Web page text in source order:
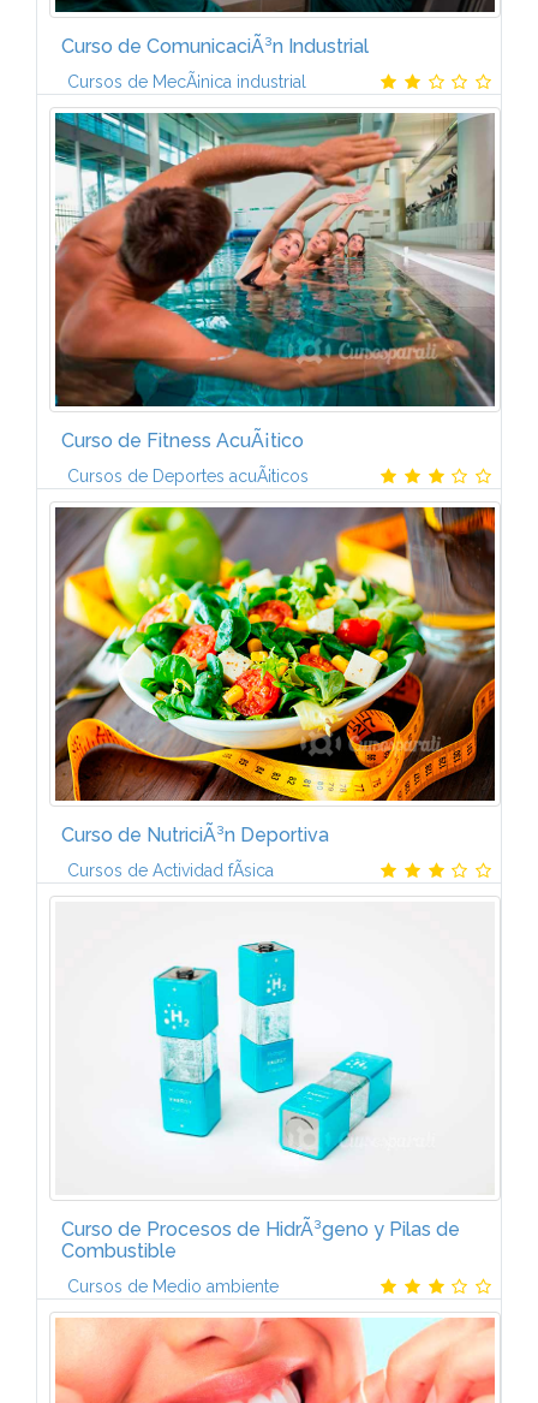
Curso de ComunicaciÃ³n Industrial
Cursos de MecÃ¡nica industrial
El curso estÃ¡ formado por ocho mÃ³dulos:1.
COMUNICACIONES. GENERALIDADES.TerminologÃ­a
en redes de comunicaciÃ³n. El modelo de referencia
OSI. Infraestructura de una red...
Curso de Fitness AcuÃ¡tico
Cursos de Deportes acuÃ¡ticos
OBJETIVOS- Gestionar la ejecuciÃ³n de actividades
acuÃ¡ticas, adaptÃ¡ndose a las diferentes
necesidades y facilitando la variedad y motivaciÃ³n
de los usuarios. - Dirigir y...
Curso de NutriciÃ³n Deportiva
Cursos de Actividad fÃ­sica
resistencia y deportes de equipo2.- NutriciÃ³n
aplicada a deportes de fuerza
Curso de Procesos de HidrÃ³geno y Pilas de
Combustible
Cursos de Medio ambiente
1. CONCEPTOS GENERALESEl hidrÃ³geno:
propiedades fÃ­sico-quÃ­micas. La economÃ­a del
hidrÃ³geno. Escenarios de introducciÃ³n. TecnologÃ­